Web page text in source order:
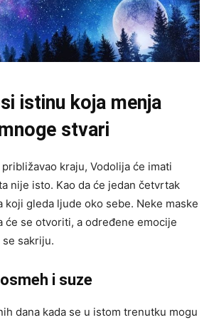
istinu koja menja
stvari
kraju, Vodolija će imati
nije isto. Kao da će jedan četvrtak
koji gleda ljude oko sebe. Neke maske
će se otvoriti, a određene emocije
sakriju.
i suze
dana kada se u istom trenutku mogu